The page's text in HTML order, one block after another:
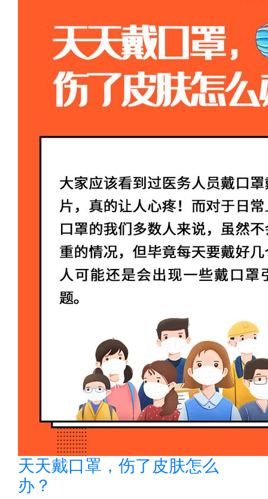
天天戴口罩，伤了皮肤怎么
办？